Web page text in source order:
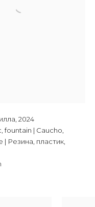
,2024
fountain | Caucho,
| Резина, пластик,